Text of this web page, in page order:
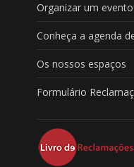
Organizar um evento
Conheça a agenda
Os nossos espaços
Formulário